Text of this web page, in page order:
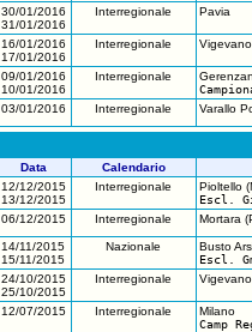
30/01/2016
31/01/2016
Interregionale Pavia
16/01/2016
17/01/2016
Interregionale
09/01/2016
10/01/2016
Interregionale
03/01/2016 Interregionale Varallo
Data Calendario
12/12/2015
13/12/2015
Interregionale
Pioltello
Escl.
06/12/2015 Interregionale Mortara
14/11/2015
15/11/2015
Nazionale
Busto
Escl.
24/10/2015
25/10/2015
Interregionale
12/07/2015 Interregionale
Milano
Camp